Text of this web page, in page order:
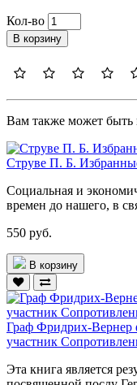
Кол-во
В корзину
Вам также может быть
Струве П. Б.
Социальная и
времен до нашего, в
550 руб.
В корзину
Граф Фридрих-Вернер
участник
Эта книга является